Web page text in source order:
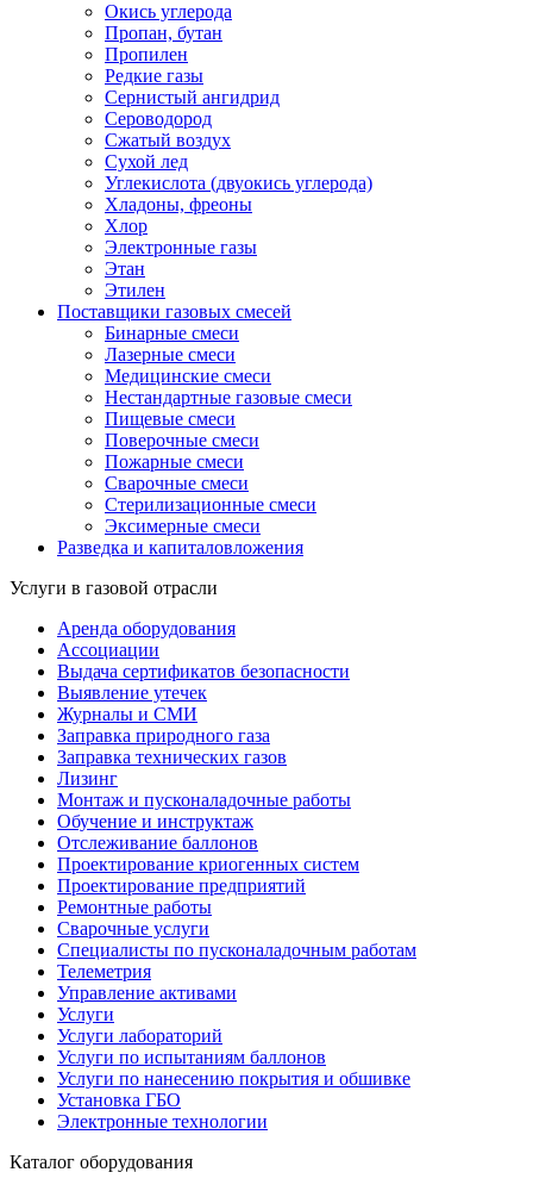
Окись углерода
Пропан, бутан
Пропилен
Редкие газы
Сернистый ангидрид
Сероводород
Сжатый воздух
Сухой лед
Углекислота (двуокись углерода)
Хладоны, фреоны
Хлор
Электронные газы
Этан
Этилен
Поставщики газовых смесей
Бинарные смеси
Лазерные смеси
Медицинские смеси
Нестандартные газовые смеси
Пищевые смеси
Поверочные смеси
Пожарные смеси
Сварочные смеси
Стерилизационные смеси
Эксимерные смеси
Разведка и капиталовложения
Услуги в газовой отрасли
Аренда оборудования
Ассоциации
Выдача сертификатов безопасности
Выявление утечек
Журналы и СМИ
Заправка природного газа
Заправка технических газов
Лизинг
Монтаж и пусконаладочные работы
Обучение и инструктаж
Отслеживание баллонов
Проектирование криогенных систем
Проектирование предприятий
Ремонтные работы
Сварочные услуги
Специалисты по пусконаладочным работам
Телеметрия
Управление активами
Услуги
Услуги лабораторий
Услуги по испытаниям баллонов
Услуги по нанесению покрытия и обшивке
Установка ГБО
Электронные технологии
Каталог оборудования